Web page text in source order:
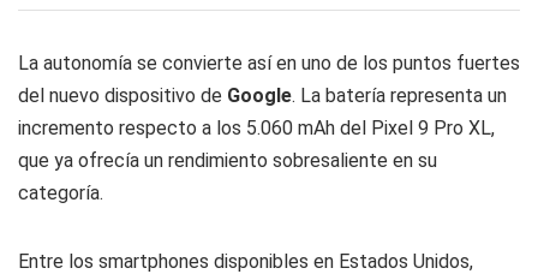
La autonomía se convierte así en uno de los puntos fuertes
del nuevo dispositivo de Google. La batería representa un
incremento respecto a los 5.060 mAh del Pixel 9 Pro XL,
que ya ofrecía un rendimiento sobresaliente en su
categoría.
Entre los smartphones disponibles en Estados Unidos,